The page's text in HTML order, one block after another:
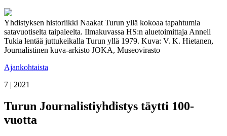
Yhdistyksen historiikki Naakat Turun yllä kokoaa tapahtumia
satavuotiselta taipaleelta. Ilmakuvassa HS:n aluetoimittaja Anneli
Tukia lentää juttukeikalla Turun yllä 1979. Kuva: V. K. Hietanen,
Journalistinen kuva-arkisto JOKA, Museovirasto
Ajankohtaista
7 | 2021
Turun Journalistiyhdistys täytti 100-
vuotta